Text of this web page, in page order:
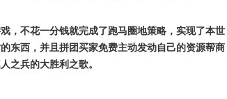
，不花一分钱就完成了跑马圈地策略，实现了本世
东西，并且拼团买家免费主动发动自己的资源帮商
之兵的大胜利之歌。